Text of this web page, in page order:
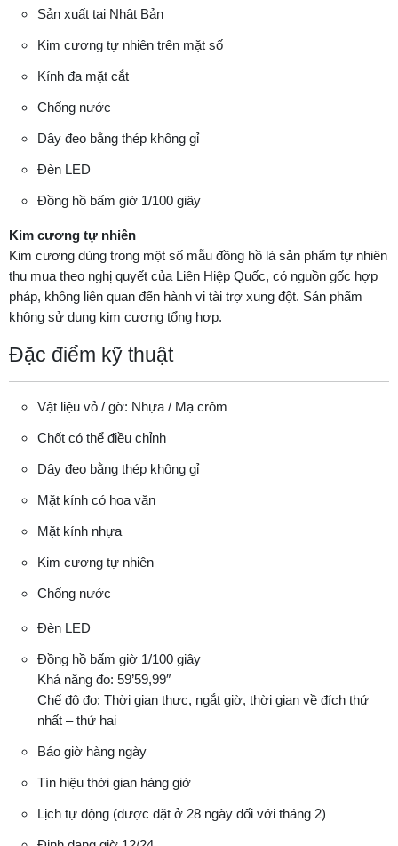
Sản xuất tại Nhật Bản
Kim cương tự nhiên trên mặt số
Kính đa mặt cắt
Chống nước
Dây đeo bằng thép không gỉ
Đèn LED
Đồng hồ bấm giờ 1/100 giây
Kim cương tự nhiên
Kim cương dùng trong một số mẫu đồng hồ là sản phẩm tự nhiên
thu mua theo nghị quyết của Liên Hiệp Quốc, có nguồn gốc hợp
pháp, không liên quan đến hành vi tài trợ xung đột. Sản phẩm
không sử dụng kim cương tổng hợp.
Đặc điểm kỹ thuật
Vật liệu vỏ / gờ: Nhựa / Mạ crôm
Chốt có thể điều chỉnh
Dây đeo bằng thép không gỉ
Mặt kính có hoa văn
Mặt kính nhựa
Kim cương tự nhiên
Chống nước
Đèn LED
Đồng hồ bấm giờ 1/100 giây
Khả năng đo: 59’59,99″
Chế độ đo: Thời gian thực, ngắt giờ, thời gian về đích thứ
nhất – thứ hai
Báo giờ hàng ngày
Tín hiệu thời gian hàng giờ
Lịch tự động (được đặt ở 28 ngày đối với tháng 2)